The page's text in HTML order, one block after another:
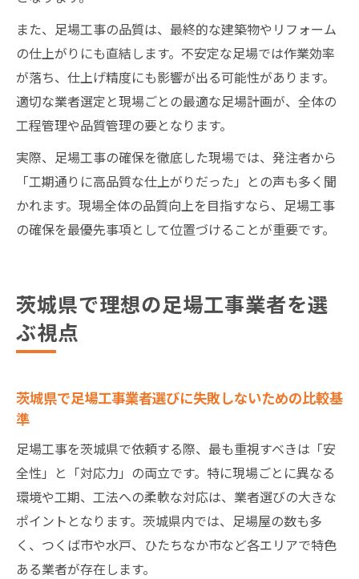
また、足場工事の品質は、最終的な建築物やリフォーム
の仕上がりにも直結します。不安定な足場では作業効率
が落ち、仕上げ精度にも影響が出る可能性があります。
適切な業者選定と現場ごとの最適な足場計画が、全体の
工程管理や品質管理の要となります。
実際、足場工事の確保を徹底した現場では、発注者から
「工期通りに高品質な仕上がりだった」との声も多く聞
かれます。現場全体の品質向上を目指すなら、足場工事
の確保を最優先事項として位置づけることが重要です。
茨城県で理想の足場工事業者を選
ぶ視点
茨城県で足場工事業者選びに失敗しないための比較基
準
足場工事を茨城県で依頼する際、最も重視すべきは「安
全性」と「対応力」の両立です。特に現場ごとに異なる
環境や工期、工法への柔軟な対応は、業者選びの大きな
ポイントとなります。茨城県内では、足場屋の数も多
く、つくば市や水戸、ひたちなか市など各エリアで特色
ある業者が存在します。